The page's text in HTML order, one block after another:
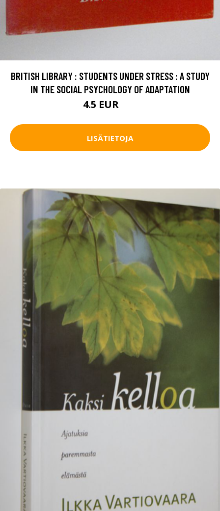
BRITISH LIBRARY : STUDENTS UNDER STRESS : A STUDY
IN THE SOCIAL PSYCHOLOGY OF ADAPTATION
4.5 EUR
LISÄTIETOJA